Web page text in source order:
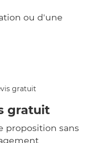
ou d'une
gratuit
proposition sans